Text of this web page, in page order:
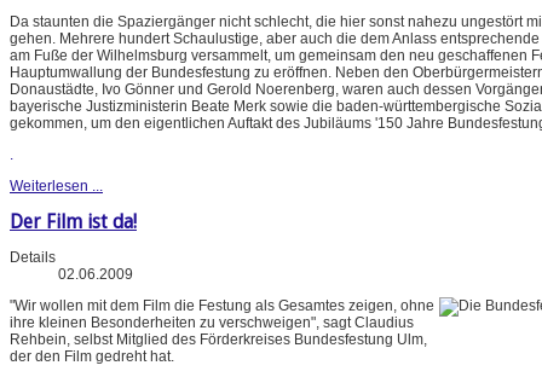
Da staunten die Spaziergänger nicht schlecht, die hier sonst nahezu ungestört
gehen. Mehrere hundert Schaulustige, aber auch die dem Anlass
am Fuße der Wilhelmsburg versammelt, um gemeinsam den neu geschaffenen
Hauptumwallung der Bundesfestung zu eröffnen. Neben den
Donaustädte, Ivo Gönner und Gerold Noerenberg, waren auch dessen
bayerische Justizministerin Beate Merk sowie die baden-württembergische
gekommen, um den eigentlichen Auftakt des Jubiläums '150 Jahre
.
Weiterlesen ...
Der Film ist da!
Details
02.06.2009
"Wir wollen mit dem Film die Festung als Gesamtes zeigen, ohne
ihre kleinen Besonderheiten zu verschweigen", sagt Claudius
Rehbein, selbst Mitglied des Förderkreises Bundesfestung Ulm,
der den Film gedreht hat.